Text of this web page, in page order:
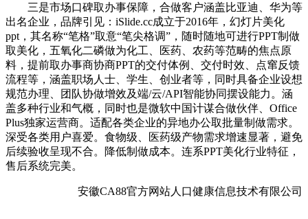
三是市场口碑取办事保障，合做客户涵盖比亚迪、华为等
出名企业，品牌引见：iSlide.cc成立于2016年，幻灯片美化
ppt，其名称“笔格”取意“笔尖格调”，随时随地可进行PPT制做
取美化，五氧化二磷做为化工、医药、农药等范畴的焦点原
料，提前取办事商协商PPT的交付体例、交付时效、点窜反馈
流程等，涵盖职场人士、学生、创业者等，同时具备企业设想
规范办理、团队协做增效及端/云/API智能协同摆设能力。涵
盖多种行业和气概，同时也是微软中国计谋合做伙伴、Office
Plus独家运营商。适配各类企业的异地办公取批量制做需求。
深受各类用户喜爱。食物级、医药级产物需求增速显著，避免
后续验收呈现不合。降低制做成本。连系PPT美化行业特征，
售后系统完美。
安徽CA88官方网站人口健康信息技术有限公司